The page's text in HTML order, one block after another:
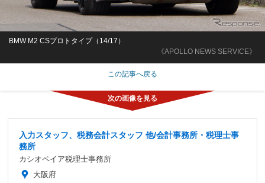
《APOLLO NEWS SERVICE》
BMW M2 CSプロトタイプ（14/17）
この記事へ戻る
入力スタッフ、税務会計スタッフ 他/会計事務所・税理士事
務所
カシオペイア税理士事務所
大阪府